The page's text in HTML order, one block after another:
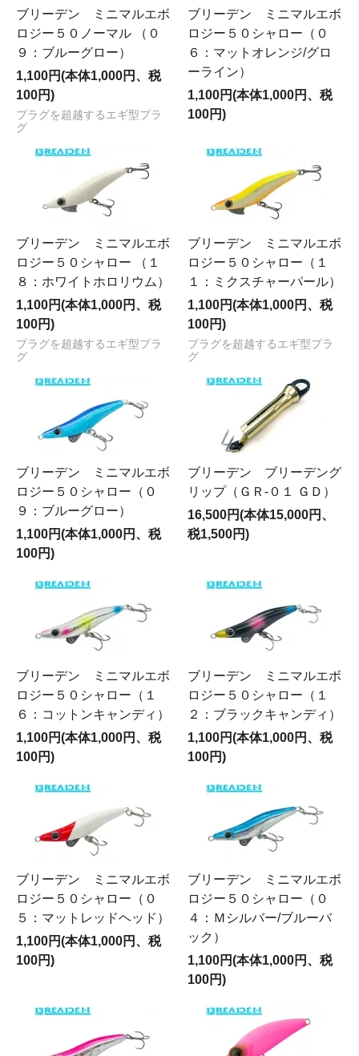
ブリーデン ミニマルエボ
ロジー５０ノーマル （０
９：ブルーグロー）
1,100円(本体1,000円、税
100円)
プラグを超越するエギ型プラ
グ
ブリーデン ミニマルエボ
ロジー５０シャロー（０
６：マットオレンジ/グロ
ーライン）
1,100円(本体1,000円、税
100円)
ブリーデン ミニマルエボ
ロジー５０シャロー （１
８：ホワイトホロリウム）
1,100円(本体1,000円、税
100円)
プラグを超越するエギ型プラ
グ
ブリーデン ミニマルエボ
ロジー５０シャロー（１
１：ミクスチャーパール）
1,100円(本体1,000円、税
100円)
プラグを超越するエギ型プラ
グ
ブリーデン ミニマルエボ
ロジー５０シャロー（０
９：ブルーグロー）
1,100円(本体1,000円、税
100円)
ブリーデン ブリーデング
リップ（ＧＲ-０１ ＧＤ）
16,500円(本体15,000円、
税1,500円)
ブリーデン ミニマルエボ
ロジー５０シャロー（１
６：コットンキャンディ）
1,100円(本体1,000円、税
100円)
ブリーデン ミニマルエボ
ロジー５０シャロー（１
２：ブラックキャンディ）
1,100円(本体1,000円、税
100円)
ブリーデン ミニマルエボ
ロジー５０シャロー（０
５：マットレッドヘッド）
1,100円(本体1,000円、税
100円)
ブリーデン ミニマルエボ
ロジー５０シャロー（０
４：Ｍシルバー/ブルーバ
ック）
1,100円(本体1,000円、税
100円)